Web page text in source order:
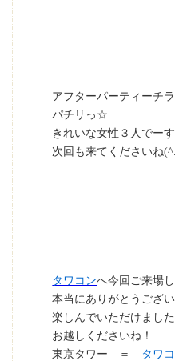
アフターパーティーチラ
パチリっ☆
きれいな女性３人でーす
次回も来てくださいね
タワコンへ今回ご来場
本当にありがとうござい
楽しんでいただけました
お越しくださいね！
東京タワー ＝
タワ